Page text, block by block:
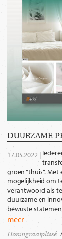
DUURZAME
17.05.2022 |
groen “thuis”.
mogelijkheid om
verantwoord als
duurzame en
bewuste
meer
Honingraatplissé